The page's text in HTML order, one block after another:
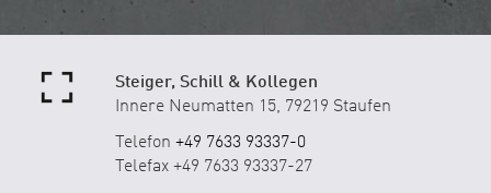
Steiger, Schill & Kollegen
Innere Neumatten 15, 79219 Staufen
Telefon +49 7633 93337-0
Telefax +49 7633 93337-27